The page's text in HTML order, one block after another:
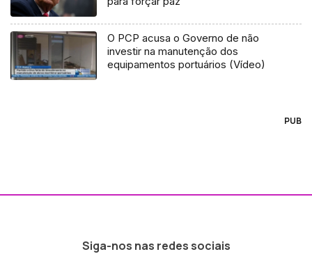
O PCP acusa o Governo de não
investir na manutenção dos
equipamentos portuários (Vídeo)
PUB
Siga-nos nas redes sociais